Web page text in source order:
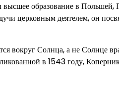
образование в Польшей,
церковным деятелем, он
вокруг Солнца, а не Солнце
в 1543 году,